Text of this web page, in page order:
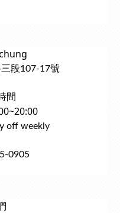
段107-17號
間
off weekly
0905